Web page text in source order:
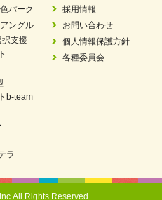
Junior」
ーに登録されました。
パーク
ングル
支援
b-team
ラ
採用情報
お問い合わせ
個人情報保護方針
各種委員会
Rights Reserved.